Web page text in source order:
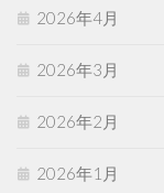
2026年4月
2026年3月
2026年2月
2026年1月